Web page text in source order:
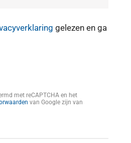
gelezen en ga
met reCAPTCHA en het
van Google zijn van